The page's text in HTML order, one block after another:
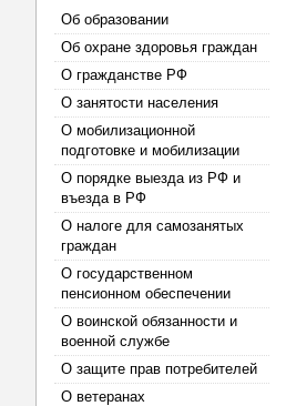
Об образовании
Об охране здоровья граждан
О гражданстве РФ
О занятости населения
О мобилизационной
подготовке и мобилизации
О порядке выезда из РФ и
въезда в РФ
О налоге для самозанятых
граждан
О государственном
пенсионном обеспечении
О воинской обязанности и
военной службе
О защите прав потребителей
О ветеранах